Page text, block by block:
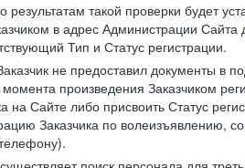
результатам такой проверки будет
в адрес Администрации
Тип и Статус регистрации.
не предоставил документы в
произведения Заказчиком
на Сайте либо присвоить Статус
Заказчика по